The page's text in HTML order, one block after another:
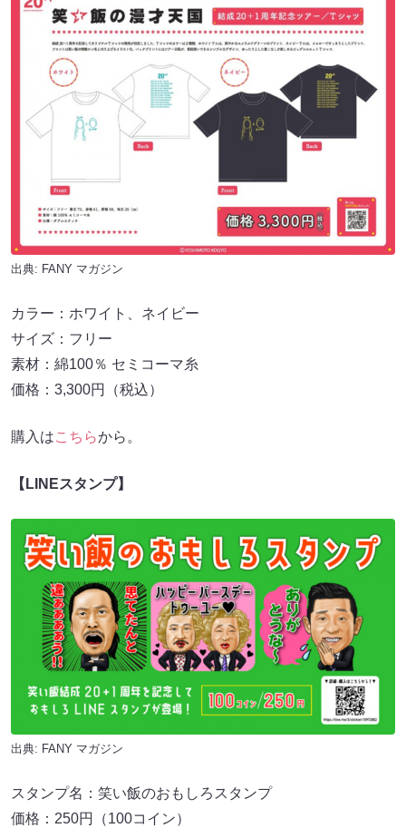
出典: FANY マガジン
カラー：ホワイト、ネイビー
サイズ：フリー
素材：綿100％ セミコーマ糸
価格：3,300円（税込）
購入はこちらから。
【LINEスタンプ】
出典: FANY マガジン
スタンプ名：笑い飯のおもしろスタンプ
価格：250円（100コイン）